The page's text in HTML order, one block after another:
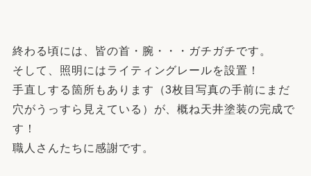
終わる頃には、皆の首・腕・・・ガチガチです。
そして、照明にはライティングレールを設置！
手直しする箇所もあります（3枚目写真の手前にまだ
穴がうっすら見えている）が、概ね天井塗装の完成で
す！
職人さんたちに感謝です。